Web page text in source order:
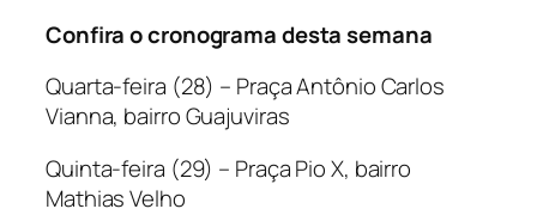
Confira o cronograma desta semana
Quarta-feira (28) – Praça Antônio Carlos
Vianna, bairro Guajuviras
Quinta-feira (29) – Praça Pio X, bairro
Mathias Velho